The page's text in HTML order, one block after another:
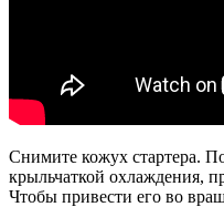
Снимите кожух стартера.
крыльчаткой охлаждения,
Чтобы привести его во